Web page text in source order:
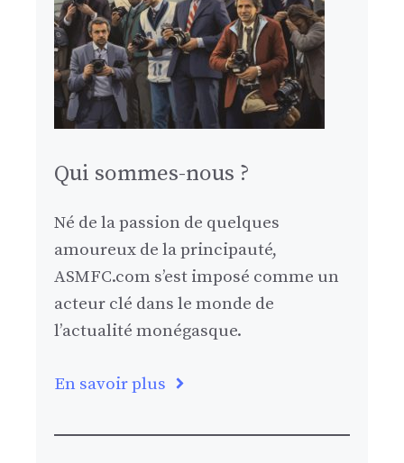
Qui sommes-nous ?
Né de la passion de quelques
amoureux de la principauté,
ASMFC.com s’est imposé comme un
acteur clé dans le monde de
l’actualité monégasque.
En savoir plus